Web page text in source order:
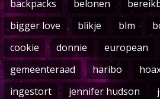
backpacks
belonen
bigger love
blikje blm
cookie
donnie european
gemeenteraad
haribo
ingestort
jennifer hudson